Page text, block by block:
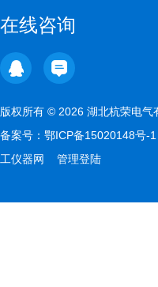
在线咨询
版权所有 © 2026 湖北杭荣电
备案号： 鄂ICP备15020148号-1
工仪器网
管理登陆